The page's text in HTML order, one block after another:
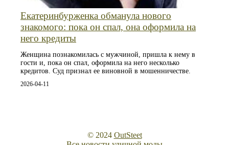
Екатеринбурженка обманула нового
знакомого: пока он спал, она оформила на
него кредиты
Женщина познакомилась с мужчиной, пришла к нему в
гости и, пока он спал, оформила на него несколько
кредитов. Суд признал ее виновной в мошенничестве.
2026-04-11
© 2024 OutSteet